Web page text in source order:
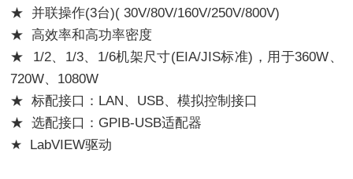
★ 并联操作(3台)( 30V/80V/160V/250V/800V)
★ 高效率和高功率密度
★ 1/2、1/3、1/6机架尺寸(EIA/JIS标准)，用于360W、
720W、1080W
★ 标配接口：LAN、USB、模拟控制接口
★ 选配接口：GPIB-USB适配器
★ LabVIEW驱动